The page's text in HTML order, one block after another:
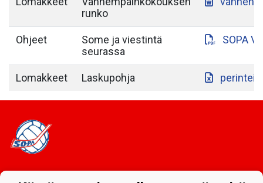
runko
Ohjeet
Some ja viestintä
seurassa
SOPA
Lomakkeet Laskupohja